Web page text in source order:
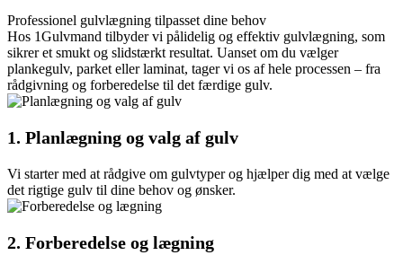
Professionel gulvlægning tilpasset dine behov
Hos 1Gulvmand tilbyder vi pålidelig og effektiv gulvlægning, som
sikrer et smukt og slidstærkt resultat. Uanset om du vælger
plankegulv, parket eller laminat, tager vi os af hele processen – fra
rådgivning og forberedelse til det færdige gulv.
1. Planlægning og valg af gulv
Vi starter med at rådgive om gulvtyper og hjælper dig med at vælge
det rigtige gulv til dine behov og ønsker.
2. Forberedelse og lægning